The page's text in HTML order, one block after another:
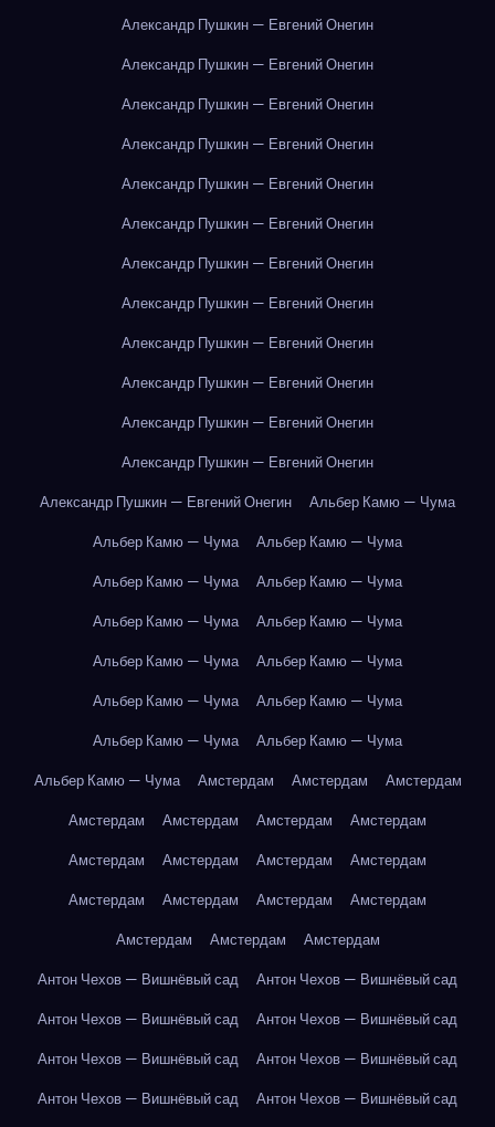
Александр Пушкин — Евгений Онегин
Александр Пушкин — Евгений Онегин
Александр Пушкин — Евгений Онегин
Александр Пушкин — Евгений Онегин
Александр Пушкин — Евгений Онегин
Александр Пушкин — Евгений Онегин
Александр Пушкин — Евгений Онегин
Александр Пушкин — Евгений Онегин
Александр Пушкин — Евгений Онегин
Александр Пушкин — Евгений Онегин
Александр Пушкин — Евгений Онегин
Александр Пушкин — Евгений Онегин
Александр Пушкин — Евгений Онегин
Альбер Камю — Чума
Альбер Камю — Чума
Альбер Камю — Чума
Альбер Камю — Чума
Альбер Камю — Чума
Альбер Камю — Чума
Альбер Камю — Чума
Альбер Камю — Чума
Альбер Камю — Чума
Альбер Камю — Чума
Альбер Камю — Чума
Альбер Камю — Чума
Альбер Камю — Чума
Альбер Камю — Чума
Амстердам Амстердам
Амстердам
Амстердам
Амстердам Амстердам
Амстердам
Амстердам
Амстердам Амстердам
Амстердам
Амстердам
Амстердам Амстердам
Амстердам
Амстердам
Амстердам
Амстердам
Антон Чехов — Вишнёвый сад
Антон Чехов — Вишнёвый сад
Антон Чехов — Вишнёвый сад
Антон Чехов — Вишнёвый сад
Антон Чехов — Вишнёвый сад
Антон Чехов — Вишнёвый сад
Антон Чехов — Вишнёвый сад
Антон Чехов — Вишнёвый сад